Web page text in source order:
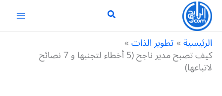
تخطي
المحتوى
الرئيسية تطوير الذات
كيف تصبح مدير ناجح (5 أخطاء لتجنبها و 7 نصائح
لاتباعها)